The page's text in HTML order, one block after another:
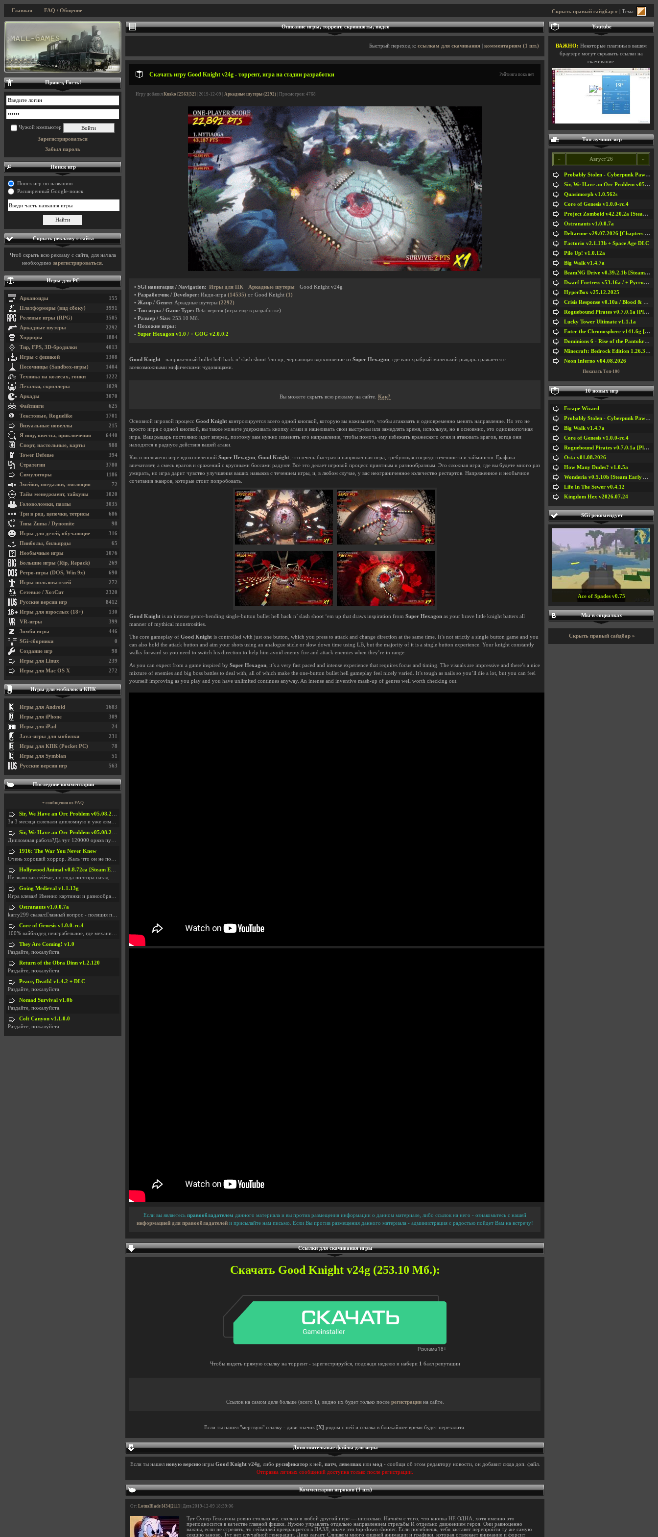
Скрыть правый сайдбар » | Тема:
Главная FAQ / Общение
Описание игры, торрент, скриншоты, видео
Быстрый переход к: ссылкам для скачивания комментариям (1 шт.)
Скачать игру Good Knight v24g - торрент, игра на стадии разработки Рейтинга пока нет
Игру добавил Kusko [2563|32] | 2019-12-09 | Аркадные шутеры (2292) | Просмотров: 4768
• SGi навигация / Navigation: Игры для ПК Аркадные шутеры
Good Knight v24g
• Разработчик / Developer: Инди-игра (14535) от Good Knight (1)
• Жанр / Genre: Аркадные шутеры (2292)
• Тип игры / Game Type: Beta-версия (игра еще в разработке)
• Размер / Size: 253.10 Мб.
• Похожие игры:
- Super Hexagon v1.0 / + GOG v2.0.0.2
Good Knight - напряженный bullet hell hack n’ slash shoot ‘em up, черпающая вдохновение из Super Hexagon , где ваш храбрый маленький рыцарь сражается с
всевозможными мифическими чудовищами.
Вы можете скрыть всю рекламу на сайте. Как?
Основной игровой процесс Good Knight контролируется всего одной кнопкой, которую вы нажимаете, чтобы атаковать и одновременно менять направление. Но это не
просто игра с одной кнопкой, вы также можете удерживать кнопку атаки и нацеливать свои выстрелы или замедлять время, используя, но в основмно, это однокнопочная
игра. Ваш рыцарь постоянно идет вперед, поэтому вам нужно изменять его направление, чтобы помочь ему избежать вражеского огня и атаковать врагов, когда они
находятся в радиусе действия вашей атаки.
Как и положено игре вдохновленной Super Hexagon Good Knight , это очень быстрая и напряженная игра, требующая сосредоточенности и таймингов. Графика
впечатляет, а смесь врагов и сражений с крупными боссами радуют. Всё это делает игровой процесс приятным и разнообразным. Это сложная игра, где вы будете много раз
умирать, но игра дарит чувство улучшения ваших навыков с течением игры, и, в любом случае, у вас неограниченное количество рестартов. Напряженное и необычное
сочетания жанров, которые стоит попробовать.
Good Knight is an intense genre-bending single-button bullet hell hack n’ slash shoot ‘em up that draws inspiration from Super Hexagon as your brave little knight batters all
manner of mythical monstrosities.
The core gameplay of Good Knight is controlled with just one button, which you press to attack and change direction at the same time. It’s not strictly a single button game and you
can also hold the attack button and aim your shots using an analogue sticle or slow down time using LB, but the majority of it is a single button experience. Your knight constantly
walks forward so you need to switch his direction to help him avoid enemy fire and attack enemies when they’re in range.
As you can expect from a game inspired by Super Hexagon , it’s a very fast paced and intense experience that requires focus and timing. The visuals are impressive and there’s a nice
mixture of enemies and big boss battles to deal with, all of which make the one-button bullet hell gameplay feel nicely varied. It’s tough as nails so you’ll die a lot, but you can feel
yourself improving as you play and you have unlimited continues anyway. An intense and inventive mash-up of genres well worth checking out.
Если вы являетесь правообладателем данного материала и вы против размещения информации о данном материале, либо ссылок на него - ознакомьтесь с нашей
информацией для правообладателей и присылайте нам письмо. Если Вы против размещения данного материала - администрация с радостью пойдет Вам на встречу!
Ссылки для скачивания игры
Скачать Good Knight v24g (253.10 Мб.):
Чтобы видеть прямую ссылку на торрент - зарегистрируйся, подожди неделю и набери 1 балл репутации
Ссылок на самом деле больше (всего 1 ), видно их будет только после регистрациина сайте.
Если ты нашёл "мёртвую" ссылку - дави значок [X] рядом с ней и ссылка в ближайшее время будет перезалита.
Дополнительные файлы для игры
Если ты нашел новую версиюигры Good Knight v24g , либо русификаторк ней, патч, левелпакили мод - сообщи об этом редактору новости, он добавит сюда доп. файл.
Отправка личных сообщений доступна только после регистрации.
Комментарии игроков (1 шт.)
От: LotusBlade [434|211] | Дата 2019-12-09 18:39:06
Тут Супер Гексагона ровно столько же, сколько в любой другой игре — нисколько. Начнём с того, что кнопка НЕ ОДНА, хотя именно это
преподносится в качестве главной фишки. Нужно управлять отдельно направлением стрельбы И отдельно движением героя. Они равноценно
важны, если не стрелять, то геймплей превращается в ПАЗЛ, иначе это top-down shooter. Если погибнешь, тебя заставят перепройти ту же самую
секцию заново. Тут нет случайной генерации. Дико лагает. Слишком много лишней анимации и графики, которая отвлекает внимание и форсит
Привет, Гость!
Чужой компьютер
Зарегистрироваться
Забыл пароль
Поиск игр
Поиск игр по названию
Расширенный Google-поиск
Скрыть рекламу с сайта
Чтоб скрыть всю рекламу с сайта, для начала
необходимо зарегистрироваться
Игры для PC
155
Арканоиды
3991
Платформеры (вид сбоку)
3505
Ролевые игры (RPG)
2292
Аркадные шутеры
1884
Хорроры
4013
Тир, FPS, 3D-бродилки
1308
Игры с физикой
1404
Песочницы (Sandbox-игры)
1222
Техника на колесах, гонки
1029
Леталки, скроллеры
3070
Аркады
625
Файтинги
1701
Текстовые, Roguelike
215
Визуальные новеллы
6440
Я ищу, квесты, приключения
988
Спорт, настольные, карты
394
Tower Defense
3780
Стратегии
1186
Симуляторы
72
Змейки, поедалки, эволюция
1020
Тайм менеджмент, тайкуны
3035
Головоломки, пазлы
686
Три в ряд, цепочки, тетрисы
98
Типа Zuma / Dynomite
316
Игры для детей, обучающие
65
Пинболы, бильярды
1076
Необычные игры
269
Большие игры (Rip, Repack)
690
Ретро-игры (DOS, Win 9x)
272
Игры пользователей
2320
Сетевые / ХотСит
8412
Русские версии игр
130
Игры для взрослых (18+)
399
VR-игры
446
Зомби игры
0
SGi-сборники
98
Создание игр
239
Игры для Linux
272
Игры для Mac OS X
Игры для мобилок и КПК
1683
Игры для Android
309
Игры для iPhone
24
Игры для iPad
231
Java-игры для мобилки
78
Игры для КПК (Pocket PC)
51
Игры для Symbian
563
Русские версии игр
Последние комментарии
+ сообщения из FAQ
Sir, We Have an Orc Problem v05.08.2026
За 3 месяца склепали дипломную и уже лям двести ба
Sir, We Have an Orc Problem v05.08.2026
Дипломная работа?Да тут 120000 орков путь выбирают
1916: The War You Never Knew
Очень хороший хоррор. Жаль что он не получил должн
Hollywood Animal v0.8.72ea [Steam Early Access]
Не знаю как сейчас, но года полтора назад игра был
Going Medieval v1.1.13g
Игра клевая! Именно картинки и разнообразия в стро
Ostranauts v1.0.0.7a
karry299 сказал:Главный вопрос - полиция по-прежне
Core of Genesis v1.0.0-rc.4
100% вайбкодед неиграбельное, где механики знает т
They Are Coming! v1.0
Раздайте, пожалуйста.
Return of the Obra Dinn v1.2.120
Раздайте, пожалуйста.
Peace, Death! v1.4.2 + DLC
Раздайте, пожалуйста.
Nomad Survival v1.0b
Раздайте, пожалуйста.
Colt Canyon v1.1.0.0
Раздайте, пожалуйста.
Youtube
ВАЖНО: Некоторые плагины в вашем
браузере могут скрывать ссылки на
скачивание.
Топ лучших игр
« Август'26 »
Probably Stolen - Cyberpunk Pawnshop Simulator v048c [Playtest]
Sir, We Have an Orc Problem v05.08.2026
Quasimorph v1.0.562s
Core of Genesis v1.0.0-rc.4
Project Zomboid v42.20.2a [Steam Early Access]
Ostranauts v1.0.0.7a
Deltarune v29.07.2026 [Chapters 1-5] / + RUS [Chapters 1-5]
Factorio v2.1.13b + Space Age DLC
Pile Up! v1.0.12a
Big Walk v1.4.7a
BeamNG Drive v0.39.2.1b [Steam Early Access]
Dwarf Fortress v53.16a / + Русская Версия v50.12a
HyperBox v25.12.2025
Crisis Response v0.10a / Blood & Bullet
Roguebound Pirates v0.7.0.1a [Playtest]
Lucky Tower Ultimate v1.1.1a
Enter the Chronosphere v141.6g [Steam Early Access]
Dominions 6 - Rise of the Pantokrator v6.35a
Minecraft: Bedrock Edition 1.26.33.1a / + TLauncher v2.89
Neon Inferno v04.08.2026
Показать Топ-100
10 новых игр
Escape Wizard
Probably Stolen - Cyberpunk Pawnshop Simulator v048c [Playtest]
Big Walk v1.4.7a
Core of Genesis v1.0.0-rc.4
Roguebound Pirates v0.7.0.1a [Playtest]
Osta v01.08.2026
How Many Dudes? v1.0.5a
Wonderia v0.5.10b [Steam Early Access]
Life In The Sewer v0.4.12
Kingdom Hex v2026.07.24
SGi рекомендует
Ace of Spades v0.75
Мы в социалках
Скрыть правый сайдбар »